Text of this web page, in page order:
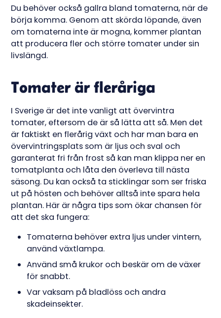
Du behöver också gallra bland tomaterna, när de
börja komma. Genom att skörda löpande, även
om tomaterna inte är mogna, kommer plantan
att producera fler och större tomater under sin
livslängd.
Tomater är fleråriga
I Sverige är det inte vanligt att övervintra
tomater, eftersom de är så lätta att så. Men det
är faktiskt en flerårig växt och har man bara en
övervintringsplats som är ljus och sval och
garanterat fri från frost så kan man klippa ner en
tomatplanta och låta den överleva till nästa
säsong. Du kan också ta sticklingar som ser friska
ut på hösten och behöver alltså inte spara hela
plantan. Här är några tips som ökar chansen för
att det ska fungera:
Tomaterna behöver extra ljus under vintern,
använd växtlampa.
Använd små krukor och beskär om de växer
för snabbt.
Var vaksam på bladlöss och andra
skadeinsekter.